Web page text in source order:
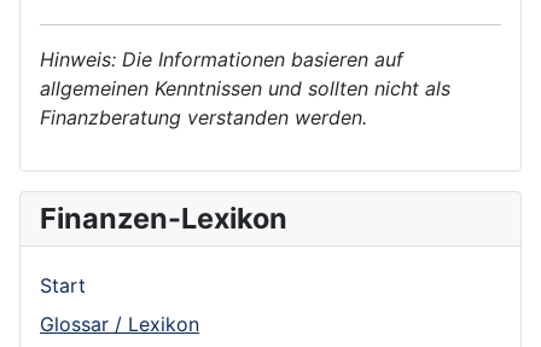
Hinweis: Die Informationen basieren auf
allgemeinen Kenntnissen und sollten nicht als
Finanzberatung verstanden werden.
Finanzen-Lexikon
Start
Glossar / Lexikon